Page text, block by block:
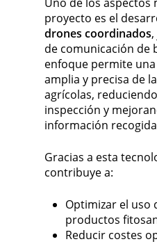
proyecto es el
drones coordinados
de comunicación de
enfoque permite
amplia y precisa de
agrícolas,
inspección y
información
Gracias a esta
contribuye a:
Optimizar el uso
productos
Reducir costes